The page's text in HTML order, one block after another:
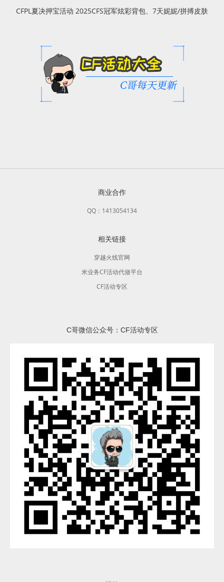
CFPL夏决押宝活动 2025CFS冠军炫彩背包、7天妮妮/拼搏皮肤
商业合作
QQ：1413054134
相关链接
穿越火线官网
米业务CF活动代做平台
CF活动专区
C哥微信公众号：CF活动专区